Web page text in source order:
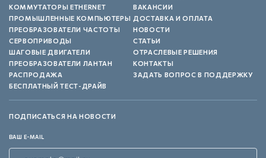
КОММУТАТОРЫ ETHERNET
ПРОМЫШЛЕННЫЕ КОМПЬЮТЕРЫ
ПРЕОБРАЗОВАТЕЛИ ЧАСТОТЫ
СЕРВОПРИВОДЫ
ШАГОВЫЕ ДВИГАТЕЛИ
ПРЕОБРАЗОВАТЕЛИ ЛАНТАН
РАСПРОДАЖА
БЕСПЛАТНЫЙ ТЕСТ-ДРАЙВ
ВАКАНСИИ
ДОСТАВКА И ОПЛАТА
НОВОСТИ
СТАТЬИ
ОТРАСЛЕВЫЕ РЕШЕНИЯ
КОНТАКТЫ
ЗАДАТЬ ВОПРОС В ПОДДЕРЖКУ
ПОДПИСАТЬСЯ НА НОВОСТИ
ВАШ E-MAIL